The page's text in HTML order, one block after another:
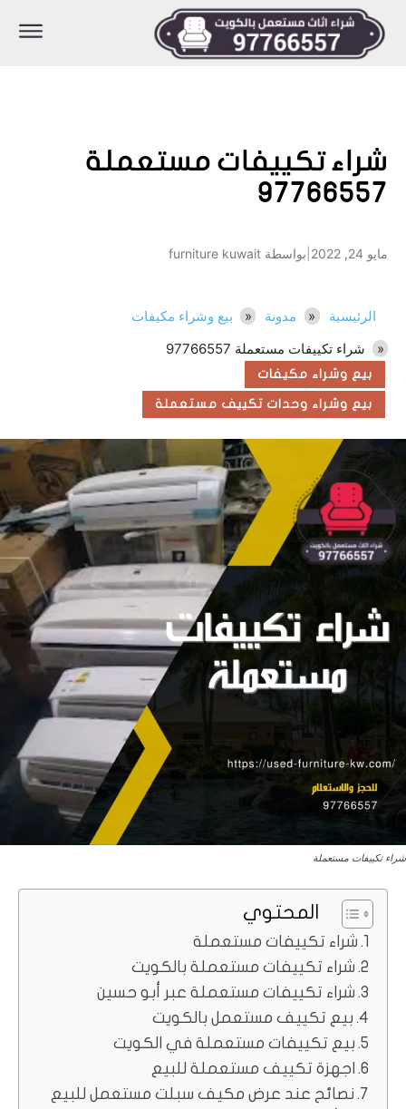
شراء تكييفات مستعملة
97766557
مايو 24, 2022 بواسطة furniture kuwait
الرئيسية مدونة
بيع وشراء مكيفات
شراء تكييفات مستعملة 97766557
بيع وشراء مكيفات
بيع وشراء وحدات تكييف مستعملة
شراء تكييفات مستعملة
المحتوي
شراء تكييفات مستعملة
شراء تكييفات مستعملة بالكويت
شراء تكييفات مستعملة عبر أبو حسين
بيع تكييف مستعمل بالكويت
بيع تكييفات مستعملة في الكويت
اجهزة تكييف مستعملة للبيع
نصائح عند عرض مكيف سبلت مستعمل للبيع